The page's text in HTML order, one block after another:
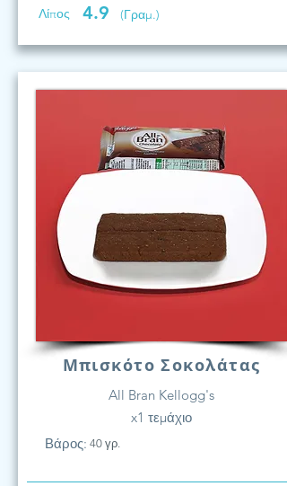
Λίπος
4.9 (Γραμ.)
Μπισκότο Σοκολάτας
All Bran Kellogg's
x1 τεμάχιο
Βάρος: 40 γρ.